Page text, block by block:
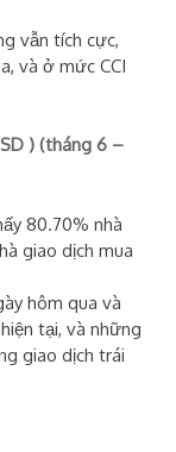
vẫn tích cực,
và ở mức CCI
) (tháng 6 –
80.70% nhà
giao dịch mua
hôm qua và
tại, và những
giao dịch trái